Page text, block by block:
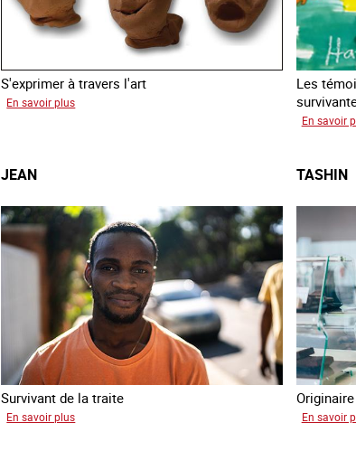
S'exprimer à travers l'art
En savoir plus
Les
En savoir
JEAN
Survivant de la traite
En savoir plus
TASHIN
En savoir